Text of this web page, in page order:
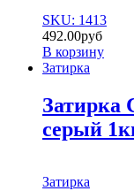
SKU: 1413
492.00руб
В корзину
Затирка
серый
Затирка